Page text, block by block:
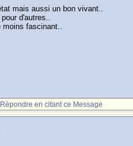
mais aussi un bon vivant..
d'autres..
moins fascinant..
Rèpondre en citant ce Message